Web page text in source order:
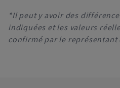
*Il peut y avoir des
indiquées et les valeurs
confirmé par le représentant